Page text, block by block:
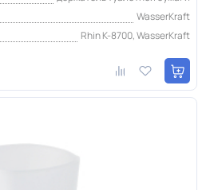
WasserKraft
Rhin K-8700, WasserKraft